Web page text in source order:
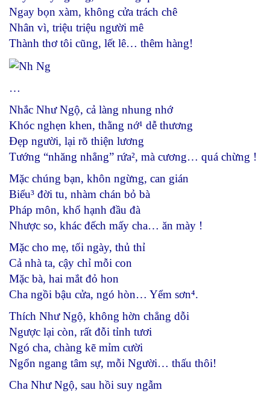
Ngay bọn xàm, không cửa trách chê
Nhân vì, triệu triệu người mê
Thành thơ tôi cũng, lết lê… thêm hàng!
…
Nhắc Như Ngộ, cả làng nhung nhớ
Khóc nghẹn khen, thằng nớ¹ dễ thương
Đẹp người, lại rõ thiện lương
Tướng “nhăng nhẳng” rứa², mà cương… quá chừng !
Mặc chúng bạn, khôn ngừng, can gián
Biểu³ đời tu, nhàm chán bỏ bà
Pháp môn, khổ hạnh đầu đà
Nhược so, khác đếch mấy cha… ăn mày !
Mặc cho mẹ, tối ngày, thủ thỉ
Cả nhà ta, cậy chỉ mỗi con
Mặc bà, hai mắt đỏ hon
Cha ngồi bậu cửa, ngó hòn… Yểm sơn⁴.
Thích Như Ngộ, không hờn chẳng dỗi
Ngược lại còn, rất đỗi tỉnh tươi
Ngó cha, chàng kẽ mỉm cười
Ngổn ngang tâm sự, mỗi Người… thấu thôi!
Cha Như Ngộ, sau hồi suy ngẫm